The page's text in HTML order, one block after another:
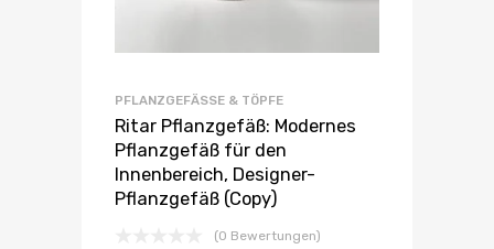
PFLANZGEFÄSSE & TÖPFE
Ritar Pflanzgefäß: Modernes
Pflanzgefäß für den
Innenbereich, Designer-
Pflanzgefäß (Copy)
(0 Bewertungen)